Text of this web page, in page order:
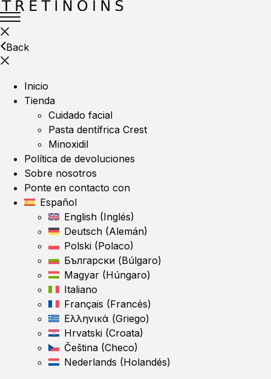
Back
Inicio
Tienda
Cuidado facial
Pasta dentífrica Crest
Minoxidil
Política de devoluciones
Sobre nosotros
Ponte en contacto con
Español
English (Inglés)
Deutsch (Alemán)
Polski (Polaco)
Български (Búlgaro)
Magyar (Húngaro)
Italiano
Français (Francés)
Ελληνικά (Griego)
Hrvatski (Croata)
Čeština (Checo)
Nederlands (Holandés)